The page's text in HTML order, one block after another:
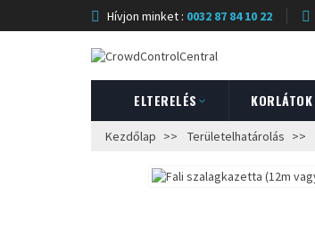
Hívjon minket : 0032 87 84 10 22
ELTERELÉS KORLÁTOK
Kezdőlap Területelhatárolás